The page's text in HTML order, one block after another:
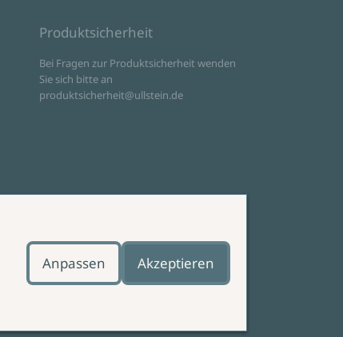
Produktsicherheit
Bei Fragen zur Produktsicherheit wenden
Sie sich bitte an
produktsicherheit@ullstein.de
Anpassen Akzeptieren